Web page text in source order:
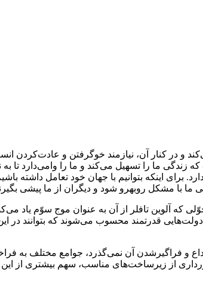
زندگی ما را تسهیل می‌کند و ما را وامی‌دارد تا به
برای اینکه بتوانیم با جهان خود تعامل داشته
با مشکل روبه­رو شود و دیگران از ما پیشی
که آلوین تافلر از آن به عنوان موج سوّم یاد
دولت‌هایی قدرتمند محسوب می‌شوند که بتوانند در
و فراگیرشدن آن نمی‌گذرد، جوامع مختلف به
از زیرساخت‌های مناسب، سهم بیشتری از